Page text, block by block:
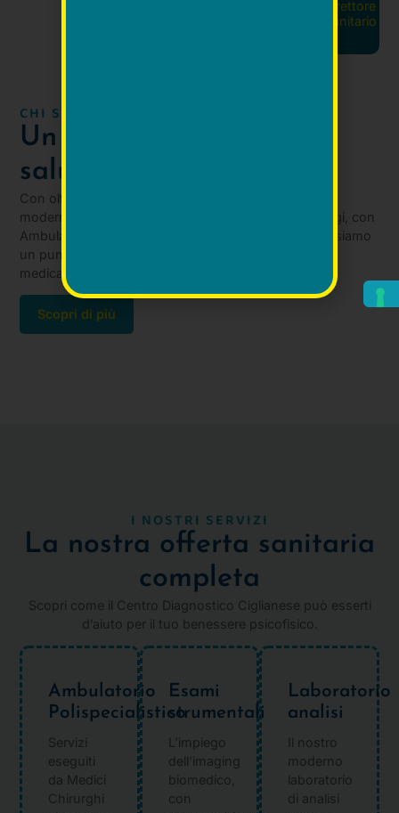
CHI SIAMO
Un centro dedicato alla
salute e alla persona
Con oltre due decenni di esperienza, includiamo un
moderno servizio di Radiologia Medica dal 2005. Oggi, con
Ambulatorio Polispecialistico e Laboratorio d’analisi, siamo
un punto di riferimento completo per ogni necessità
medica.
Scopri di più
Direttore
Sanitario
I NOSTRI SERVIZI
La nostra offerta sanitaria
completa
Scopri come il Centro Diagnostico Ciglianese può esserti
d’aiuto per il tuo benessere psicofisico.
Ambulatorio
Polispecialistico
Servizi
eseguiti
da Medici
Chirurghi
Esami
strumentali
L’impiego
dell’imaging
biomedico,
con
Laboratorio
analisi
Il nostro
moderno
laboratorio
di analisi